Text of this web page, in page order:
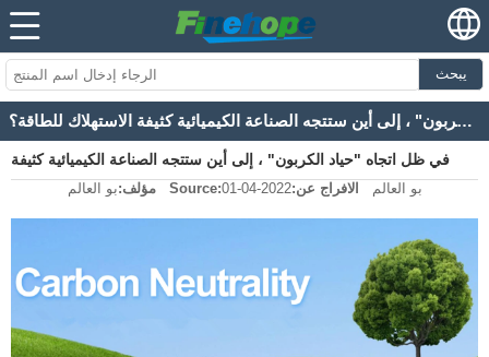
يبحث
في ظل اتجاه "حياد الكربون" ، إلى أين ستتجه الصناعة الكيميائية كثيفة الاستهلاك للطاقة؟
في ظل اتجاه "حياد الكربون" ، إلى أين ستتجه الصناعة الكيميائية كثيفة
الاستهلاك للطاقة؟
مؤلف:بو العالم Source: بو العالم الافراج عن:2022-04-01